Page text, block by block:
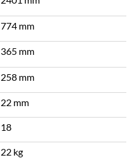
774 mm
365 mm
258 mm
22 mm
18
22 kg